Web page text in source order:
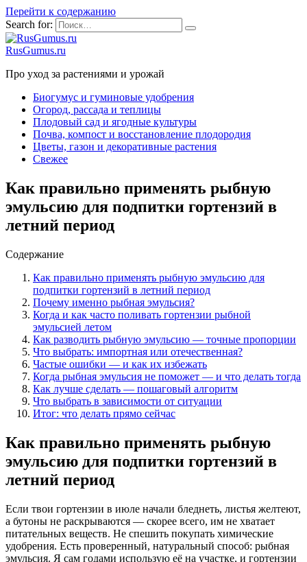
Перейти к содержанию
Search for:
RusGumus.ru
Про уход за растениями и урожай
Биогумус и гуминовые удобрения
Огород, рассада и теплицы
Плодовый сад и ягодные культуры
Почва, компост и восстановление плодородия
Цветы, газон и декоративные растения
Свежее
Как правильно применять рыбную
эмульсию для подпитки гортензий в
летний период
Содержание
Как правильно применять рыбную эмульсию для
подпитки гортензий в летний период
Почему именно рыбная эмульсия?
Когда и как часто поливать гортензии рыбной
эмульсией летом
Как разводить рыбную эмульсию — точные пропорции
Что выбрать: импортная или отечественная?
Частые ошибки — и как их избежать
Когда рыбная эмульсия не поможет — и что делать тогда
Как лучше сделать — пошаговый алгоритм
Что выбрать в зависимости от ситуации
Итог: что делать прямо сейчас
Как правильно применять рыбную
эмульсию для подпитки гортензий в
летний период
Если твои гортензии в июле начали бледнеть, листья желтеют,
а бутоны не раскрываются — скорее всего, им не хватает
питательных веществ. Не спешить покупать химические
удобрения. Есть проверенный, натуральный способ: рыбная
эмульсия. Я сам годами использую её на участке, и гортензии